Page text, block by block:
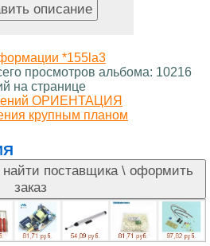
*155la3
просмотров альбома: 10216
на странице
ОРИЕНТАЦИЯ
крупным планом